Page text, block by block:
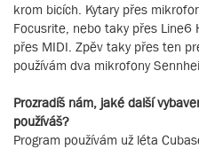
krom bicích. Kytary přes
Focusrite, nebo taky přes Line6
přes MIDI. Zpěv taky přes ten
používám dva mikrofony
Prozradíš nám, jaké další
používáš?
Program používám už léta